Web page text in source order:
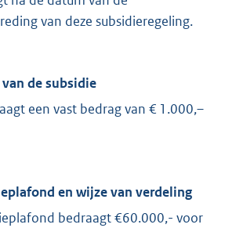
van deze subsidieregeling.
de subsidie
een vast bedrag van € 1.000,–
en wijze van verdeling
bedraagt €60.000,- voor